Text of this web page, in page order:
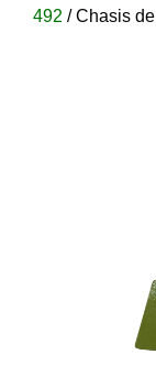
492 / Chasis